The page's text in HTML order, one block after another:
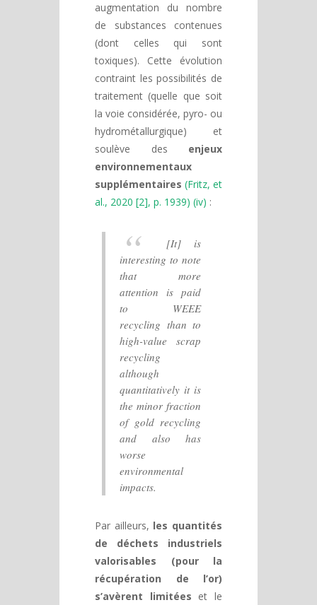
augmentation du nombre
de substances contenues
(dont celles qui sont
toxiques). Cette évolution
contraint les possibilités de
traitement (quelle que soit
la voie considérée, pyro- ou
hydrométallurgique) et
soulève des enjeux
environnementaux
supplémentaires (Fritz, et
al., 2020 [2], p. 1939) (iv) :
[It] is
interesting to note
that more
attention is paid
to WEEE
recycling than to
high-value scrap
recycling
although
quantitatively it is
the minor fraction
of gold recycling
and also has
worse
environmental
impacts.
Par ailleurs, les quantités
de déchets industriels
valorisables (pour la
récupération de l’or)
s’avèrent limitées et le